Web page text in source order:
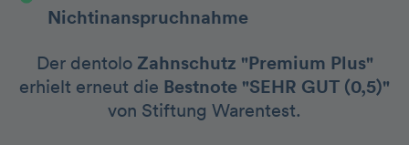
Nichtinanspruchnahme
Der dentolo Zahnschutz "Premium Plus"
erhielt erneut die Bestnote "SEHR GUT (0,5)"
von Stiftung Warentest.